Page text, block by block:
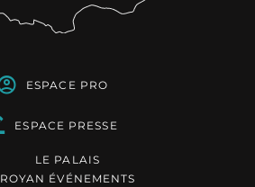
ESPACE PRO
ESPACE PRESSE
LE PALAIS
ROYAN ÉVÉNEMENTS